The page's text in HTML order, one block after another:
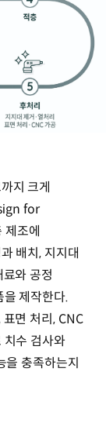
지 크게
for
조에
배치, 지지대
와 공정
제작한다.
면 처리, CNC
치수 검사와
충족하는지